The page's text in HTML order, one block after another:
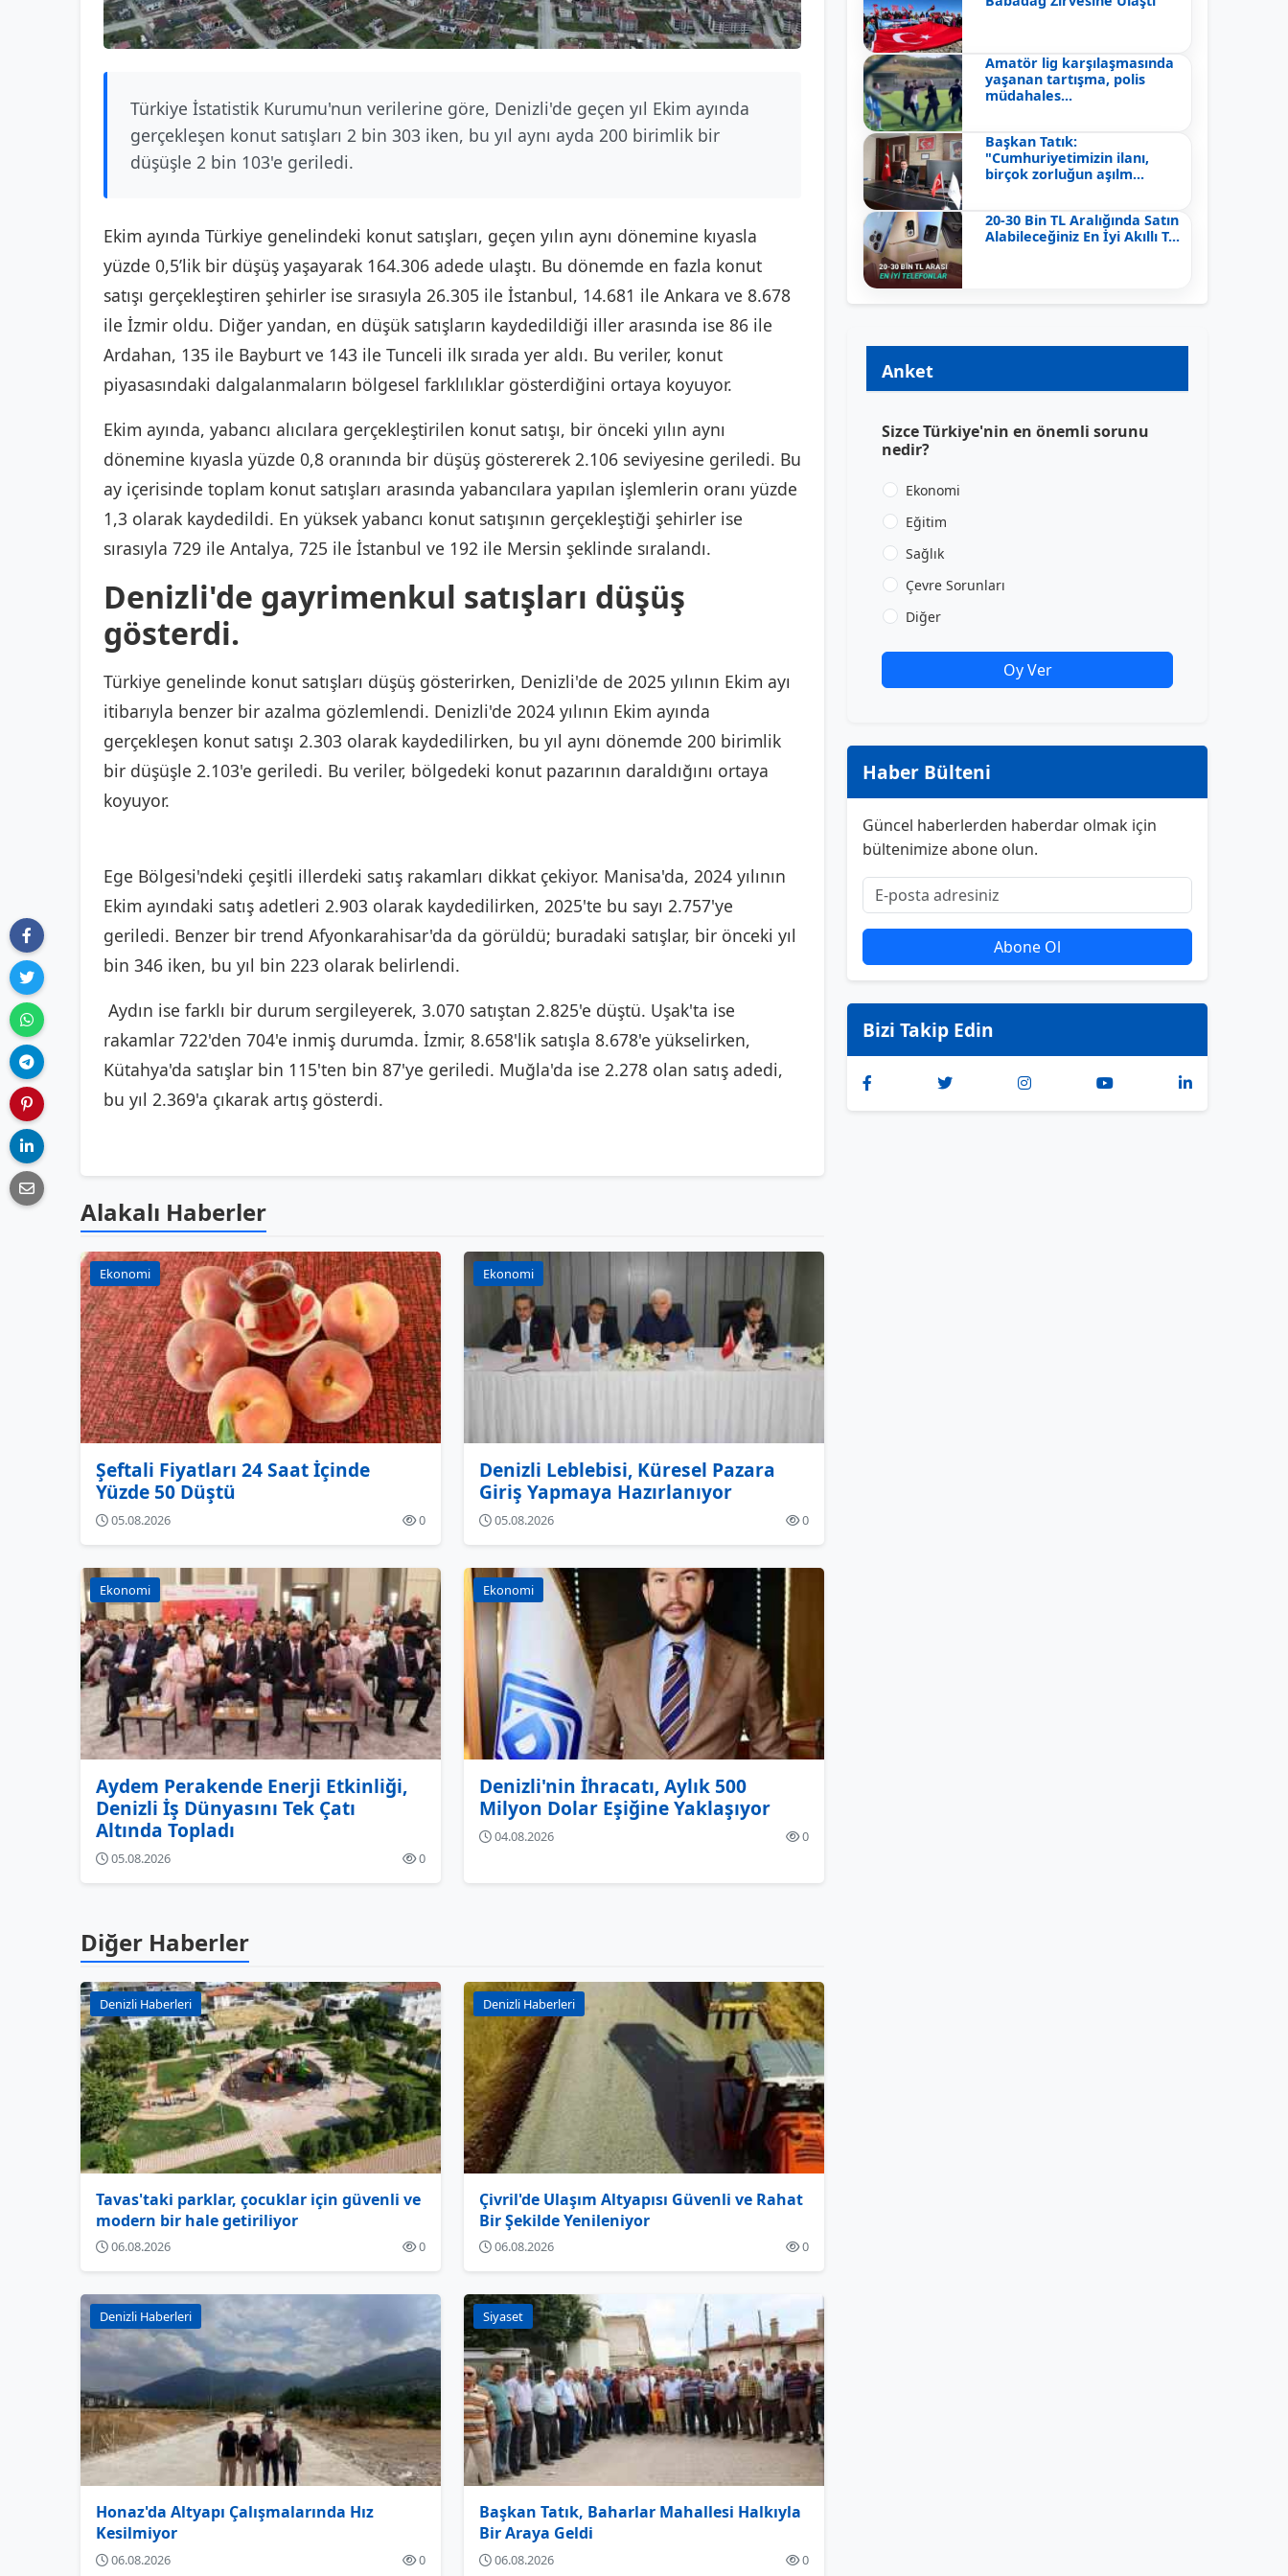
Türkiye İstatistik Kurumu'nun verilerine göre, Denizli'de geçen yıl Ekim ayında
gerçekleşen konut satışları 2 bin 303 iken, bu yıl aynı ayda 200 birimlik bir
düşüşle 2 bin 103'e geriledi.
Ekim ayında Türkiye genelindeki konut satışları, geçen yılın aynı dönemine kıyasla
yüzde 0,5’lik bir düşüş yaşayarak 164.306 adede ulaştı. Bu dönemde en fazla konut
satışı gerçekleştiren şehirler ise sırasıyla 26.305 ile İstanbul, 14.681 ile Ankara ve 8.678
ile İzmir oldu. Diğer yandan, en düşük satışların kaydedildiği iller arasında ise 86 ile
Ardahan, 135 ile Bayburt ve 143 ile Tunceli ilk sırada yer aldı. Bu veriler, konut
piyasasındaki dalgalanmaların bölgesel farklılıklar gösterdiğini ortaya koyuyor.
Ekim ayında, yabancı alıcılara gerçekleştirilen konut satışı, bir önceki yılın aynı
dönemine kıyasla yüzde 0,8 oranında bir düşüş göstererek 2.106 seviyesine geriledi. Bu
ay içerisinde toplam konut satışları arasında yabancılara yapılan işlemlerin oranı yüzde
1,3 olarak kaydedildi. En yüksek yabancı konut satışının gerçekleştiği şehirler ise
sırasıyla 729 ile Antalya, 725 ile İstanbul ve 192 ile Mersin şeklinde sıralandı.
Denizli'de gayrimenkul satışları düşüş
gösterdi.
Türkiye genelinde konut satışları düşüş gösterirken, Denizli'de de 2025 yılının Ekim ayı
itibarıyla benzer bir azalma gözlemlendi. Denizli'de 2024 yılının Ekim ayında
gerçekleşen konut satışı 2.303 olarak kaydedilirken, bu yıl aynı dönemde 200 birimlik
bir düşüşle 2.103'e geriledi. Bu veriler, bölgedeki konut pazarının daraldığını ortaya
koyuyor.
Ege Bölgesi'ndeki çeşitli illerdeki satış rakamları dikkat çekiyor. Manisa'da, 2024 yılının
Ekim ayındaki satış adetleri 2.903 olarak kaydedilirken, 2025'te bu sayı 2.757'ye
geriledi. Benzer bir trend Afyonkarahisar'da da görüldü; buradaki satışlar, bir önceki yıl
bin 346 iken, bu yıl bin 223 olarak belirlendi.
Aydın ise farklı bir durum sergileyerek, 3.070 satıştan 2.825'e düştü. Uşak'ta ise
rakamlar 722'den 704'e inmiş durumda. İzmir, 8.658'lik satışla 8.678'e yükselirken,
Kütahya'da satışlar bin 115'ten bin 87'ye geriledi. Muğla'da ise 2.278 olan satış adedi,
bu yıl 2.369'a çıkarak artış gösterdi.
Alakalı Haberler
Ekonomi
Şeftali Fiyatları 24 Saat İçinde
Yüzde 50 Düştü
05.08.2026 0
Ekonomi
Denizli Leblebisi, Küresel Pazara
Giriş Yapmaya Hazırlanıyor
05.08.2026 0
Ekonomi
Aydem Perakende Enerji Etkinliği,
Denizli İş Dünyasını Tek Çatı
Altında Topladı
05.08.2026 0
Ekonomi
Denizli'nin İhracatı, Aylık 500
Milyon Dolar Eşiğine Yaklaşıyor
04.08.2026 0
Diğer Haberler
Denizli Haberleri
Tavas'taki parklar, çocuklar için güvenli ve
modern bir hale getiriliyor
06.08.2026 0
Denizli Haberleri
Çivril'de Ulaşım Altyapısı Güvenli ve Rahat
Bir Şekilde Yenileniyor
06.08.2026 0
Denizli Haberleri
Honaz'da Altyapı Çalışmalarında Hız
Kesilmiyor
06.08.2026 0
Siyaset
Başkan Tatık, Baharlar Mahallesi Halkıyla
Bir Araya Geldi
06.08.2026 0
Amatör lig karşılaşmasında
yaşanan tartışma, polis
müdahales...
Başkan Tatık:
"Cumhuriyetimizin ilanı,
birçok zorluğun aşılm...
20-30 Bin TL Aralığında Satın
Alabileceğiniz En İyi Akıllı T...
Anket
Sizce Türkiye'nin en önemli sorunu
nedir?
Ekonomi
Eğitim
Sağlık
Çevre Sorunları
Diğer
Oy Ver
Haber Bülteni
Güncel haberlerden haberdar olmak için
bültenimize abone olun.
Abone Ol
Bizi Takip Edin